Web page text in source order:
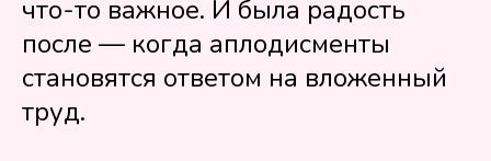
что-то важное. И была радость
после — когда аплодисменты
становятся ответом на вложенный
труд.